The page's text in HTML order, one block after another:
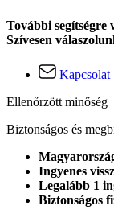
További segítségre
Szívesen
Kapcsolat
Ellenőrzött minőség
Biztonságos és
Ingyenes
Legalább 1
Biztonságos